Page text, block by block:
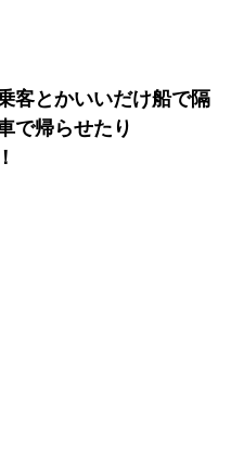
客とかいいだけ船で隔
で帰らせたり